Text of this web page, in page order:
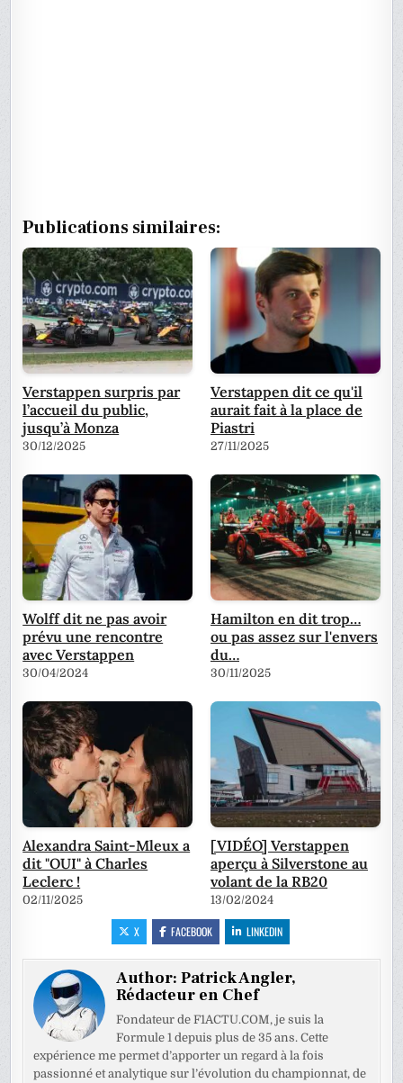
Publications similaires:
Verstappen surpris par
l’accueil du public,
jusqu’à Monza
30/12/2025
Verstappen dit ce qu'il
aurait fait à la place de
Piastri
27/11/2025
Wolff dit ne pas avoir
prévu une rencontre
avec Verstappen
30/04/2024
Hamilton en dit trop…
ou pas assez sur l'envers
du…
30/11/2025
Alexandra Saint-Mleux a
dit "OUI" à Charles
Leclerc !
02/11/2025
[VIDÉO] Verstappen
aperçu à Silverstone au
volant de la RB20
13/02/2024
X FACEBOOK LINKEDIN
Author:Patrick Angler,
Rédacteur en Chef
Fondateur de F1ACTU.COM, je suis la
Formule 1 depuis plus de 35 ans. Cette
expérience me permet d’apporter un regard à la fois
passionné et analytique sur l’évolution du championnat, de